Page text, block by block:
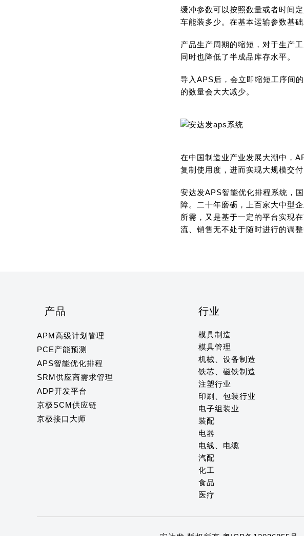
缓冲参数可以按照数量或者时间
车能装多少。在基本运输参数基
产品生产周期的缩短，对于生产
同时也降低了半成品库存水平。
导入APS后，会立即缩短工序间
的数量会大大减少。
在中国制造业产业发展大潮中，
复制使用度，进而实现大规模交付
安达发APS智能优化排程系统，
障。二十年磨砺，上百家大中型
所需，又是基于一定的平台实现
流、销售无不处于随时进行的调
产品
APM高级计划管理
PCE产能预测
APS智能优化排程
SRM供应商需求管理
ADP开发平台
京极SCM供应链
京极接口大师
行业
模具制造
模具管理
机械、设备制造
铁芯、磁铁制造
注塑行业
印刷、包装行业
电子组装业
装配
电器
电线、电缆
汽配
化工
食品
医疗